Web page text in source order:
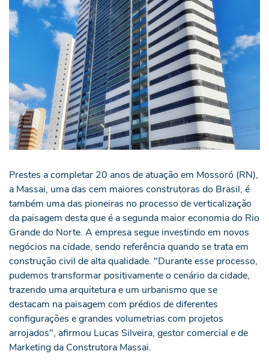
Prestes a completar 20 anos de atuação em Mossoró (RN),
a Massai, uma das cem maiores construtoras do Brasil, é
também uma das pioneiras no processo de verticalização
da paisagem desta que é a segunda maior economia do Rio
Grande do Norte. A empresa segue investindo em novos
negócios na cidade, sendo referência quando se trata em
construção civil de alta qualidade. "Durante esse processo,
pudemos transformar positivamente o cenário da cidade,
trazendo uma arquitetura e um urbanismo que se
destacam na paisagem com prédios de diferentes
configurações e grandes volumetrias com projetos
arrojados", afirmou Lucas Silveira, gestor comercial e de
Marketing da Construtora Massai.